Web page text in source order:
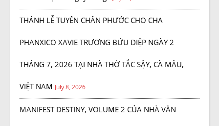
THÁNH LỄ TUYÊN CHÂN PHƯỚC CHO CHA
PHANXICO XAVIE TRƯƠNG BỬU DIỆP NGÀY 2
THÁNG 7, 2026 TẠI NHÀ THỜ TẮC SẬY, CÀ MÂU,
VIỆT NAM July 8, 2026
MANIFEST DESTINY, VOLUME 2 CỦA NHÀ VĂN